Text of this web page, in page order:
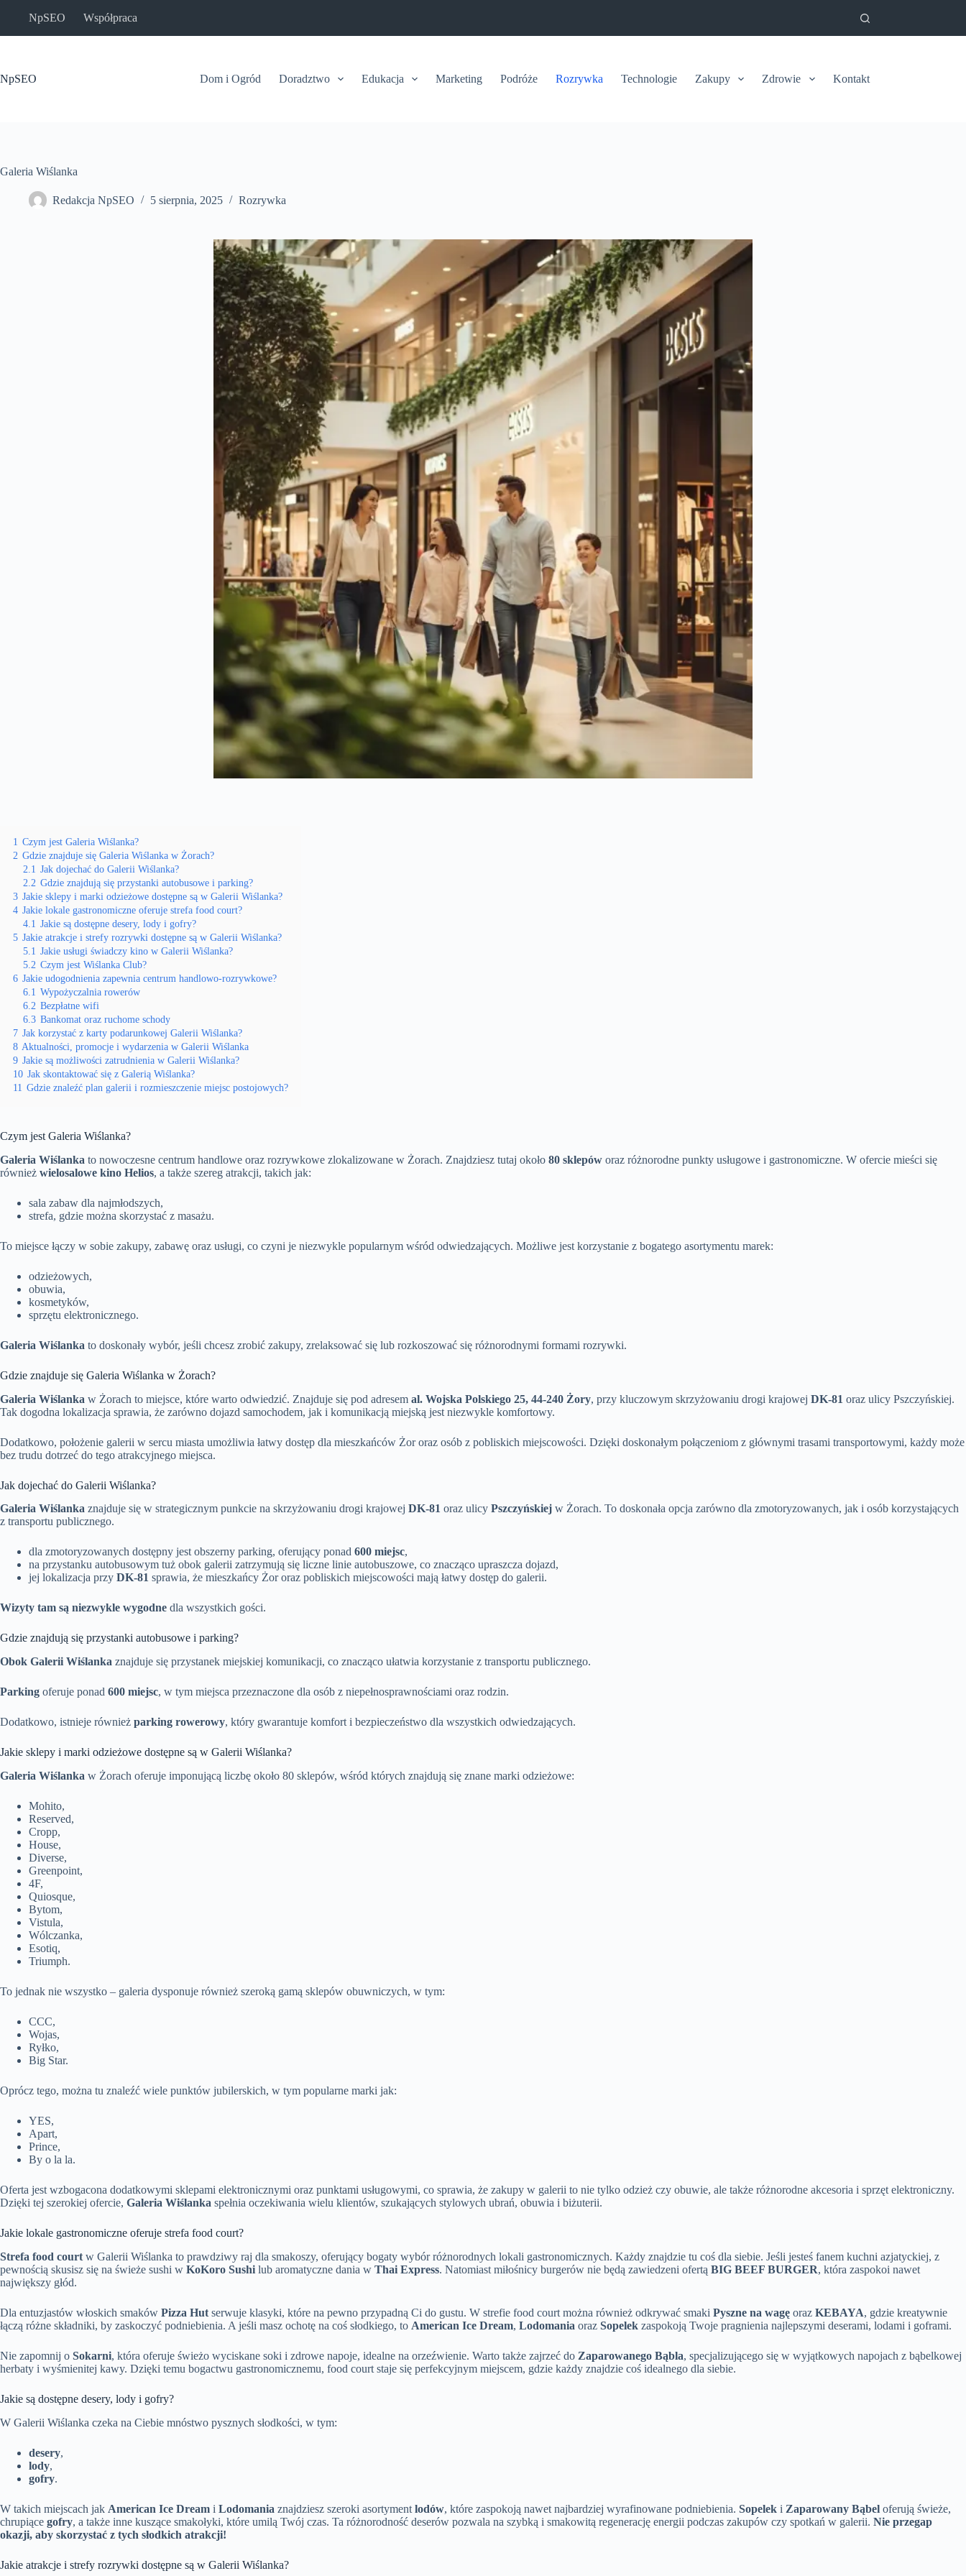
NpSEO Współpraca
NpSEO Dom i Ogród Doradztwo Edukacja Marketing Podróże Rozrywka Technologie Zakupy Zdrowie Kontakt
Galeria Wiślanka
Redakcja NpSEO 5 sierpnia, 2025 Rozrywka
1 Czym jest Galeria Wiślanka?
2 Gdzie znajduje się Galeria Wiślanka w Żorach?
2.1 Jak dojechać do Galerii Wiślanka?
2.2 Gdzie znajdują się przystanki autobusowe i parking?
3 Jakie sklepy i marki odzieżowe dostępne są w Galerii Wiślanka?
4 Jakie lokale gastronomiczne oferuje strefa food court?
4.1 Jakie są dostępne desery, lody i gofry?
5 Jakie atrakcje i strefy rozrywki dostępne są w Galerii Wiślanka?
5.1 Jakie usługi świadczy kino w Galerii Wiślanka?
5.2 Czym jest Wiślanka Club?
6 Jakie udogodnienia zapewnia centrum handlowo-rozrywkowe?
6.1 Wypożyczalnia rowerów
6.2 Bezpłatne wifi
6.3 Bankomat oraz ruchome schody
7 Jak korzystać z karty podarunkowej Galerii Wiślanka?
8 Aktualności, promocje i wydarzenia w Galerii Wiślanka
9 Jakie są możliwości zatrudnienia w Galerii Wiślanka?
10 Jak skontaktować się z Galerią Wiślanka?
11 Gdzie znaleźć plan galerii i rozmieszczenie miejsc postojowych?
Czym jest Galeria Wiślanka?
Galeria Wiślanka to nowoczesne centrum handlowe oraz rozrywkowe zlokalizowane w Żorach. Znajdziesz tutaj około 80 sklepów oraz różnorodne punkty usługowe i gastronomiczne. W ofercie mieści się
również wielosalowe kino Helios, a także szereg atrakcji, takich jak:
sala zabaw dla najmłodszych,
strefa, gdzie można skorzystać z masażu.
To miejsce łączy w sobie zakupy, zabawę oraz usługi, co czyni je niezwykle popularnym wśród odwiedzających. Możliwe jest korzystanie z bogatego asortymentu marek:
odzieżowych,
obuwia,
kosmetyków,
sprzętu elektronicznego.
Galeria Wiślanka to doskonały wybór, jeśli chcesz zrobić zakupy, zrelaksować się lub rozkoszować się różnorodnymi formami rozrywki.
Gdzie znajduje się Galeria Wiślanka w Żorach?
Galeria Wiślanka w Żorach to miejsce, które warto odwiedzić. Znajduje się pod adresem al. Wojska Polskiego 25, 44-240 Żory, przy kluczowym skrzyżowaniu drogi krajowej DK-81 oraz ulicy Pszczyńskiej.
Tak dogodna lokalizacja sprawia, że zarówno dojazd samochodem, jak i komunikacją miejską jest niezwykle komfortowy.
Dodatkowo, położenie galerii w sercu miasta umożliwia łatwy dostęp dla mieszkańców Żor oraz osób z pobliskich miejscowości. Dzięki doskonałym połączeniom z głównymi trasami transportowymi, każdy może
bez trudu dotrzeć do tego atrakcyjnego miejsca.
Jak dojechać do Galerii Wiślanka?
Galeria Wiślanka znajduje się w strategicznym punkcie na skrzyżowaniu drogi krajowej DK-81 oraz ulicy Pszczyńskiej w Żorach. To doskonała opcja zarówno dla zmotoryzowanych, jak i osób korzystających
z transportu publicznego.
dla zmotoryzowanych dostępny jest obszerny parking, oferujący ponad 600 miejsc,
na przystanku autobusowym tuż obok galerii zatrzymują się liczne linie autobuszowe, co znacząco upraszcza dojazd,
jej lokalizacja przy DK-81 sprawia, że mieszkańcy Żor oraz pobliskich miejscowości mają łatwy dostęp do galerii.
Wizyty tam są niezwykle wygodne dla wszystkich gości.
Gdzie znajdują się przystanki autobusowe i parking?
Obok Galerii Wiślanka znajduje się przystanek miejskiej komunikacji, co znacząco ułatwia korzystanie z transportu publicznego.
Parking oferuje ponad 600 miejsc, w tym miejsca przeznaczone dla osób z niepełnosprawnościami oraz rodzin.
Dodatkowo, istnieje również parking rowerowy, który gwarantuje komfort i bezpieczeństwo dla wszystkich odwiedzających.
Jakie sklepy i marki odzieżowe dostępne są w Galerii Wiślanka?
Galeria Wiślanka w Żorach oferuje imponującą liczbę około 80 sklepów, wśród których znajdują się znane marki odzieżowe:
Mohito,
Reserved,
Cropp,
House,
Diverse,
Greenpoint,
4F,
Quiosque,
Bytom,
Vistula,
Wólczanka,
Esotiq,
Triumph.
To jednak nie wszystko – galeria dysponuje również szeroką gamą sklepów obuwniczych, w tym:
CCC,
Wojas,
Ryłko,
Big Star.
Oprócz tego, można tu znaleźć wiele punktów jubilerskich, w tym popularne marki jak:
YES,
Apart,
Prince,
By o la la.
Oferta jest wzbogacona dodatkowymi sklepami elektronicznymi oraz punktami usługowymi, co sprawia, że zakupy w galerii to nie tylko odzież czy obuwie, ale także różnorodne akcesoria i sprzęt elektroniczny.
Dzięki tej szerokiej ofercie, Galeria Wiślanka spełnia oczekiwania wielu klientów, szukających stylowych ubrań, obuwia i biżuterii.
Jakie lokale gastronomiczne oferuje strefa food court?
Strefa food court w Galerii Wiślanka to prawdziwy raj dla smakoszy, oferujący bogaty wybór różnorodnych lokali gastronomicznych. Każdy znajdzie tu coś dla siebie. Jeśli jesteś fanem kuchni azjatyckiej, z
pewnością skusisz się na świeże sushi w KoKoro Sushi lub aromatyczne dania w Thai Express. Natomiast miłośnicy burgerów nie będą zawiedzeni ofertą BIG BEEF BURGER, która zaspokoi nawet
największy głód.
Dla entuzjastów włoskich smaków Pizza Hut serwuje klasyki, które na pewno przypadną Ci do gustu. W strefie food court można również odkrywać smaki Pyszne na wagę oraz KEBAYA, gdzie kreatywnie
łączą różne składniki, by zaskoczyć podniebienia. A jeśli masz ochotę na coś słodkiego, to American Ice Dream, Lodomania oraz Sopelek zaspokoją Twoje pragnienia najlepszymi deserami, lodami i goframi.
Nie zapomnij o Sokarni, która oferuje świeżo wyciskane soki i zdrowe napoje, idealne na orzeźwienie. Warto także zajrzeć do Zaparowanego Bąbla, specjalizującego się w wyjątkowych napojach z bąbelkowej
herbaty i wyśmienitej kawy. Dzięki temu bogactwu gastronomicznemu, food court staje się perfekcyjnym miejscem, gdzie każdy znajdzie coś idealnego dla siebie.
Jakie są dostępne desery, lody i gofry?
W Galerii Wiślanka czeka na Ciebie mnóstwo pysznych słodkości, w tym:
desery,
lody,
gofry.
W takich miejscach jak American Ice Dream i Lodomania znajdziesz szeroki asortyment lodów, które zaspokoją nawet najbardziej wyrafinowane podniebienia. Sopelek i Zaparowany Bąbel oferują świeże,
chrupiące gofry, a także inne kuszące smakołyki, które umilą Twój czas. Ta różnorodność deserów pozwala na szybką i smakowitą regenerację energii podczas zakupów czy spotkań w galerii. Nie przegap
okazji, aby skorzystać z tych słodkich atrakcji!
Jakie atrakcje i strefy rozrywki dostępne są w Galerii Wiślanka?